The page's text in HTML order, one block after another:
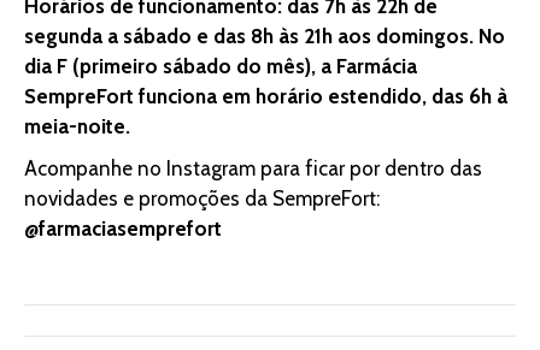
Horários de funcionamento: das 7h às 22h de
segunda a sábado e das 8h às 21h aos domingos. No
dia F (primeiro sábado do mês), a Farmácia
SempreFort funciona em horário estendido, das 6h à
meia-noite.
Acompanhe no Instagram para ficar por dentro das
novidades e promoções da SempreFort:
@farmaciasemprefort